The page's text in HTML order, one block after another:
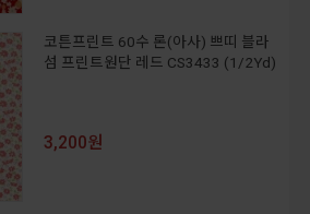
코튼프린트 60수 론(아사) 쁘띠 블라
섬 프린트원단 레드 CS3433 (1/2Yd)
3,200원